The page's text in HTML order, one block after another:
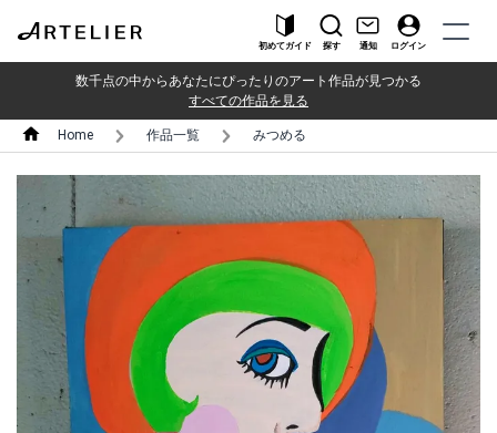
初めてガイド 探す 通知 ログイン
数千点の中からあなたにぴったりのアート作品が見つかる
すべての作品を見る
Home 作品一覧 みつめる